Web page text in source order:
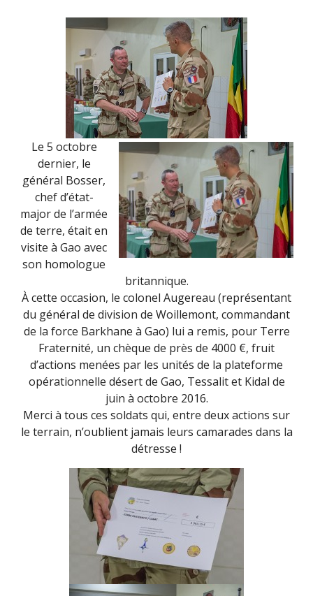
Le 5 octobre
dernier, le
général Bosser,
chef d’état-
major de l’armée
de terre, était en
visite à Gao avec
son homologue
britannique.
À cette occasion, le colonel Augereau (représentant
du général de division de Woillemont, commandant
de la force Barkhane à Gao) lui a remis, pour Terre
Fraternité, un chèque de près de 4000 €, fruit
d’actions menées par les unités de la plateforme
opérationnelle désert de Gao, Tessalit et Kidal de
juin à octobre 2016.
Merci à tous ces soldats qui, entre deux actions sur
le terrain, n’oublient jamais leurs camarades dans la
détresse !